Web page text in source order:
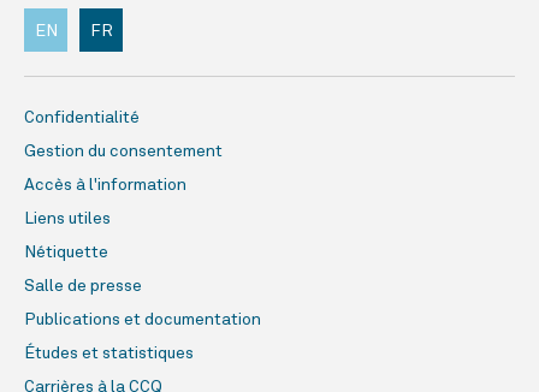
Confidentialité
Gestion du consentement
Accès à l'information
Liens utiles
Nétiquette
Salle de presse
Publications et documentation
Études et statistiques
Carrières à la CCQ
EN FR